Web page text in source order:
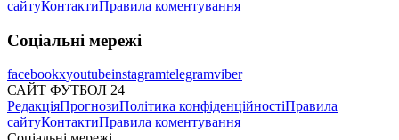
сайтуКонтактиПравила коментування
Соціальні мережі
facebookxyoutubeinstagramtelegramviber
САЙТ ФУТБОЛ 24
РедакціяПрогнозиПолітика конфіденційностіПравила
сайтуКонтактиПравила коментування